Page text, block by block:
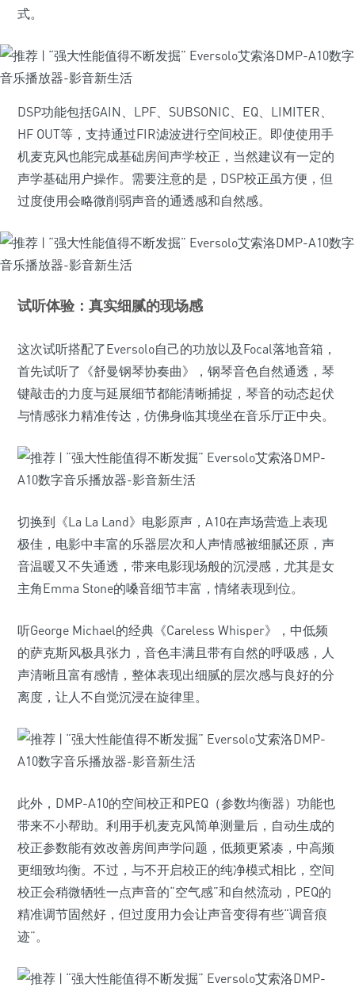
式。
DSP功能包括GAIN、LPF、SUBSONIC、EQ、LIMITER、
HF OUT等，支持通过FIR滤波进行空间校正。即使使用手
机麦克风也能完成基础房间声学校正，当然建议有一定的
声学基础用户操作。需要注意的是，DSP校正虽方便，但
过度使用会略微削弱声音的通透感和自然感。
试听体验：真实细腻的现场感
这次试听搭配了Eversolo自己的功放以及Focal落地音箱，
首先试听了《舒曼钢琴协奏曲》，钢琴音色自然通透，琴
键敲击的力度与延展细节都能清晰捕捉，琴音的动态起伏
与情感张力精准传达，仿佛身临其境坐在音乐厅正中央。
切换到《La La Land》电影原声，A10在声场营造上表现
极佳，电影中丰富的乐器层次和人声情感被细腻还原，声
音温暖又不失通透，带来电影现场般的沉浸感，尤其是女
主角Emma Stone的嗓音细节丰富，情绪表现到位。
听George Michael的经典《Careless Whisper》，中低频
的萨克斯风极具张力，音色丰满且带有自然的呼吸感，人
声清晰且富有感情，整体表现出细腻的层次感与良好的分
离度，让人不自觉沉浸在旋律里。
此外，DMP-A10的空间校正和PEQ（参数均衡器）功能也
带来不小帮助。利用手机麦克风简单测量后，自动生成的
校正参数能有效改善房间声学问题，低频更紧凑，中高频
更细致均衡。不过，与不开启校正的纯净模式相比，空间
校正会稍微牺牲一点声音的“空气感”和自然流动，PEQ的
精准调节固然好，但过度用力会让声音变得有些“调音痕
迹”。